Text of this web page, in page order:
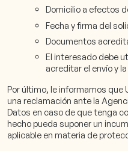
Domicilio a efectos
Fecha y firma del
Documentos
El interesado debe
acreditar el envío y
Por último, le informamos
una reclamación ante la
Datos en caso de que tenga
hecho pueda suponer un
aplicable en materia de